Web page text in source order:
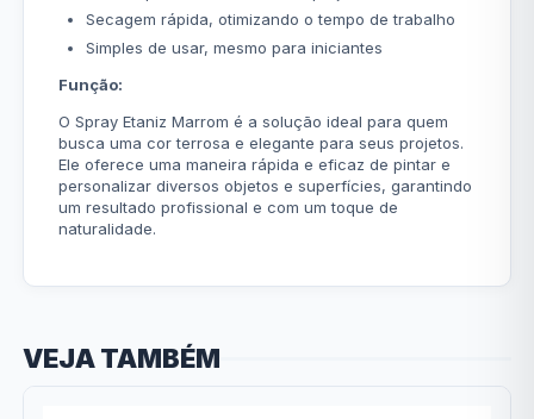
Secagem rápida, otimizando o tempo de trabalho
Simples de usar, mesmo para iniciantes
Função:
O Spray Etaniz Marrom é a solução ideal para quem
busca uma cor terrosa e elegante para seus projetos.
Ele oferece uma maneira rápida e eficaz de pintar e
personalizar diversos objetos e superfícies, garantindo
um resultado profissional e com um toque de
naturalidade.
VEJA TAMBÉM